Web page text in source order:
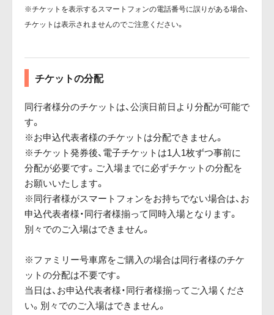
※チケットを表示するスマートフォンの電話番号に誤りがある場合、
チケットは表示されませんのでご注意ください。
チケットの分配
同行者様分のチケットは、公演日前日より分配が可能で
す。
※お申込代表者様のチケットは分配できません。
※チケット発券後、電子チケットは1人1枚ずつ事前に
分配が必要です。ご入場までに必ずチケットの分配を
お願いいたします。
※同行者様がスマートフォンをお持ちでない場合は、お
申込代表者様・同行者様揃って同時入場となります。
別々でのご入場はできません。
※ファミリー号車席をご購入の場合は同行者様のチケ
ットの分配は不要です。
当日は、お申込代表者様・同行者様揃ってご入場くださ
い。別々でのご入場はできません。